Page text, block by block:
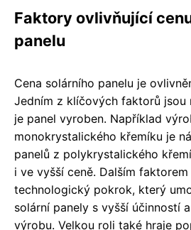
Faktory ovlivňující
panelu
Cena solárního panelu je
Jedním z klíčových faktorů jsou
je panel vyroben. Například
monokrystalického křemíku je
panelů z polykrystalického
i ve vyšší ceně. Dalším
technologický pokrok, který
solární panely s vyšší účinností
výrobu. Velkou roli také hraje